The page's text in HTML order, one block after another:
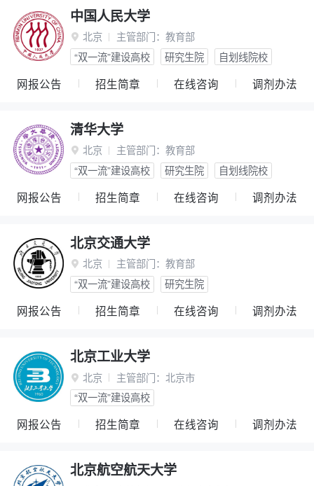
中国人民大学
 北京 主管部门： 教育部
“双一流”建设高校
研究生院 自划线院校
网报公告 招生简章 在线咨询 调剂办法
清华大学
 北京 主管部门： 教育部
“双一流”建设高校
研究生院 自划线院校
网报公告 招生简章 在线咨询 调剂办法
北京交通大学
 北京 主管部门： 教育部
“双一流”建设高校
研究生院
网报公告 招生简章 在线咨询 调剂办法
北京工业大学
 北京 主管部门： 北京市
“双一流”建设高校
网报公告 招生简章 在线咨询 调剂办法
北京航空航天大学